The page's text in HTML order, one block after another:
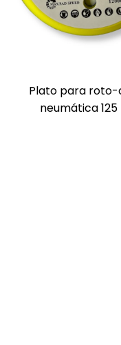
Plato para
neumática